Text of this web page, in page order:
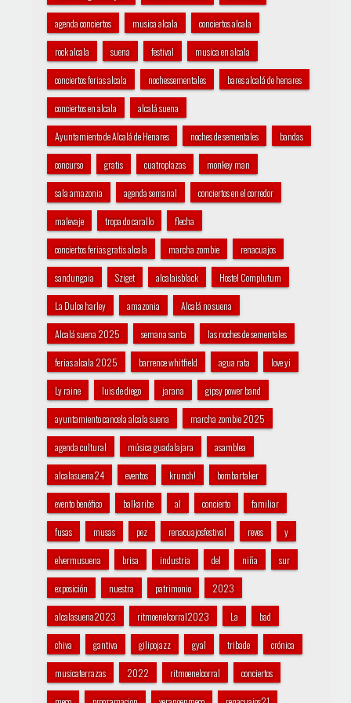
agenda conciertos musica alcala conciertos alcala
rock alcala suena festival musica en alcala
conciertos ferias alcala nochessementales bares alcalá de henares
conciertos en alcala alcalá suena
Ayuntamiento de Alcalá de Henares noches de sementales bandas
concurso gratis cuatroplazas monkey man
sala amazonia agenda semanal conciertos en el corredor
malevaje tropa do carallo flecha
conciertos ferias gratis alcala marcha zombie renacuajos
sandungaia Sziget alcalaisblack Hostel Complutum
La Dulce harley amazonia Alcalá no suena
Alcalá suena 2025 semana santa las noches de sementales
ferias alcala 2025 barrence whitfield agua rata love yi
Ly raine luis de diego jarana gipsy power band
ayuntamiento cancela alcala suena marcha zombie 2025
agenda cultural música guadalajara asamblea
alcalasuena24 eventos krunch! bombartaker
evento benéfico balkaribe al concierto familiar
fusas musas pez renacuajosfestival reves y
elvermusuena brisa industria del niña sur
exposición nuestra patrimonio 2023
alcalasuena2023 ritmoenelcorral2023 La bad
chiva gantiva gilipojazz gyal tribade crónica
musicaterrazas 2022 ritmoenelcorral conciertos